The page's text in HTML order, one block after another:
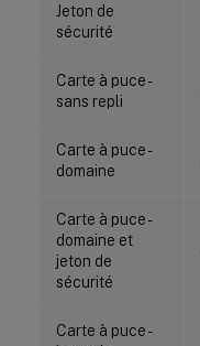
Jeton de
sécurité
Carte à puce -
sans repli
Carte à puce -
domaine
Carte à puce -
domaine et
jeton de
sécurité
Carte à puce -